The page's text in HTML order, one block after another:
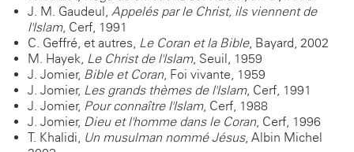
J. M. Gaudeul, Appelés par le Christ, ils viennent de
l'Islam, Cerf, 1991
C. Geffré, et autres, Le Coran et la Bible, Bayard, 2002
M. Hayek, Le Christ de l'Islam, Seuil, 1959
J. Jomier, Bible et Coran, Foi vivante, 1959
J. Jomier, Les grands thèmes de l'Islam, Cerf, 1991
J. Jomier, Pour connaître l'Islam, Cerf, 1988
J. Jomier, Dieu et l'homme dans le Coran, Cerf, 1996
T. Khalidi, Un musulman nommé Jésus, Albin Michel